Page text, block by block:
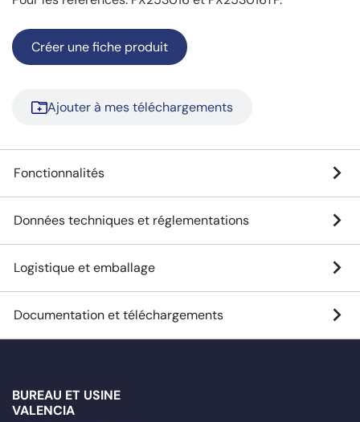
Créer une fiche produit
Ajouter à mes téléchargements
Fonctionnalités
Données techniques et réglementations
Logistique et emballage
Documentation et téléchargements
BUREAU ET USINE
VALENCIA